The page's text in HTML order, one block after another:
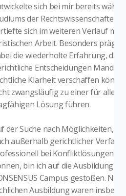
sich bei mir bereits während
der Rechtswissenschaften und
sich im weiteren Verlauf meiner
Arbeit. Besonders prägend war
wiederholte Erfahrung, dass
Entscheidungen Mandanten
Klarheit verschaffen können,
zu einer für alle
Lösung führen.
Suche nach Möglichkeiten,
gerichtlicher Verfahren
bei Konfliktlösungen
bin ich auf die Ausbildung bei
Campus gestoßen. Neben der
Ausbildung waren insbesondere